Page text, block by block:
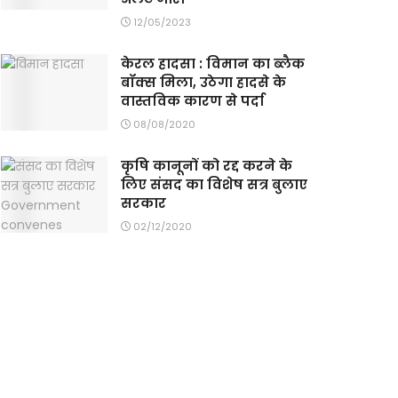
12/05/2023
केरल हादसा : विमान का ब्लैक
बॉक्स मिला, उठेगा हादसे के
वास्तविक कारण से पर्दा
08/08/2020
कृषि कानूनों को रद्द करने के
लिए संसद का विशेष सत्र बुलाए
सरकार
02/12/2020